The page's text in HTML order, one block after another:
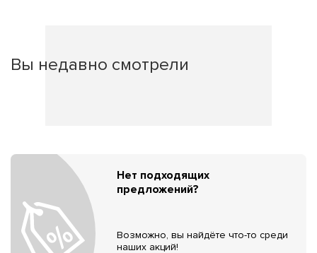
Вы недавно смотрели
Нет подходящих
предложений?
Возможно, вы найдёте что-то среди
наших акций!